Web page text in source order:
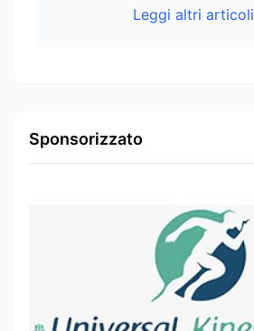
Leggi altri articoli
Sponsorizzato